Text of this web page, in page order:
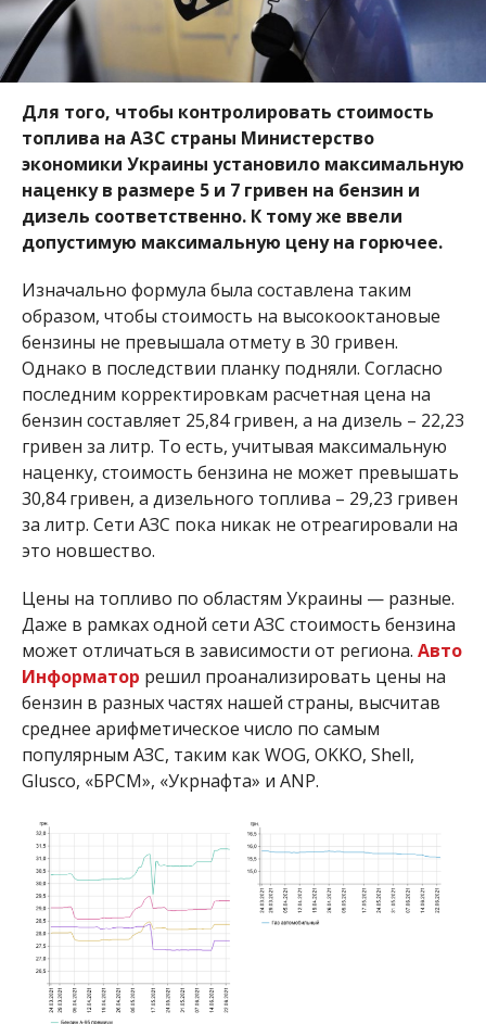
Для того, чтобы контролировать стоимость
топлива на АЗС страны Министерство
экономики Украины установило максимальную
наценку в размере 5 и 7 гривен на бензин и
дизель соответственно. К тому же ввели
допустимую максимальную цену на горючее.
Изначально формула была составлена таким
образом, чтобы стоимость на высокооктановые
бензины не превышала отмету в 30 гривен.
Однако в последствии планку подняли. Согласно
последним корректировкам расчетная цена на
бензин составляет 25,84 гривен, а на дизель – 22,23
гривен за литр. То есть, учитывая максимальную
наценку, стоимость бензина не может превышать
30,84 гривен, а дизельного топлива – 29,23 гривен
за литр. Сети АЗС пока никак не отреагировали на
это новшество.
Цены на топливо по областям Украины — разные.
Даже в рамках одной сети АЗС стоимость бензина
может отличаться в зависимости от региона. Авто
Информатор решил проанализировать цены на
бензин в разных частях нашей страны, высчитав
среднее арифметическое число по самым
популярным АЗС, таким как WOG, OKKO, Shell,
Glusco, «БРСМ», «Укрнафта» и ANP.